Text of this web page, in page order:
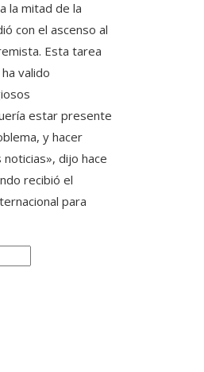
la mitad de la
con el ascenso al
Esta tarea
valido
estar presente
y ​​hacer
dijo hace
recibió el
para